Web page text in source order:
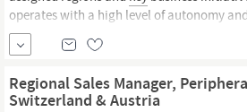
operates with a high level of autonomy and
requiring sound judgment and
dynamic environment. Physical & mental
and20...
Regional Sales Manager,
Switzerland & Austria